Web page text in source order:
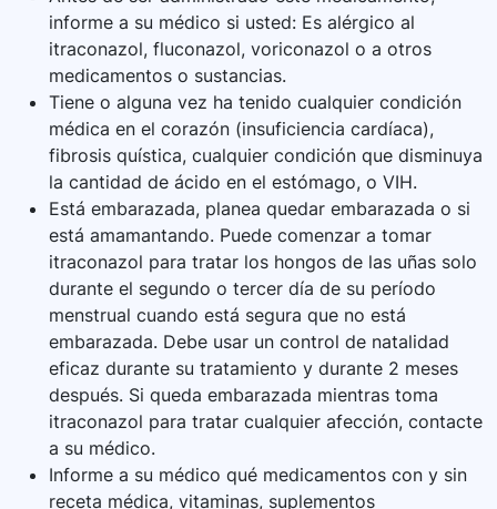
informe a su médico si usted: Es alérgico al
itraconazol, fluconazol, voriconazol o a otros
medicamentos o sustancias.
Tiene o alguna vez ha tenido cualquier condición
médica en el corazón (insuficiencia cardíaca),
fibrosis quística, cualquier condición que disminuya
la cantidad de ácido en el estómago, o VIH.
Está embarazada, planea quedar embarazada o si
está amamantando. Puede comenzar a tomar
itraconazol para tratar los hongos de las uñas solo
durante el segundo o tercer día de su período
menstrual cuando está segura que no está
embarazada. Debe usar un control de natalidad
eficaz durante su tratamiento y durante 2 meses
después. Si queda embarazada mientras toma
itraconazol para tratar cualquier afección, contacte
a su médico.
Informe a su médico qué medicamentos con y sin
receta médica, vitaminas, suplementos